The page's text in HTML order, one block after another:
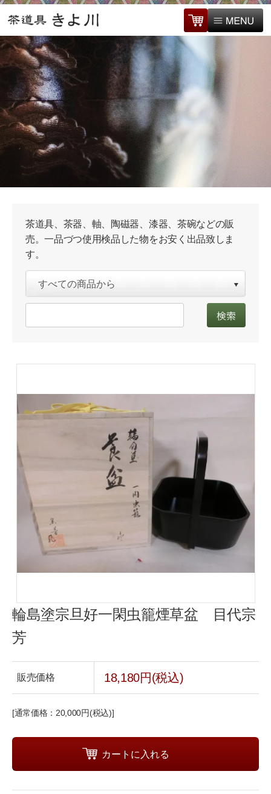
茶道具、茶器、軸、陶磁器、漆器、茶碗などの販
売。一品づつ使用検品した物をお安く出品致しま
す。
輪島塗宗旦好一閑虫籠煙草盆 目代宗
芳
販売価格 18,180円(税込)
[通常価格：20,000円(税込)]